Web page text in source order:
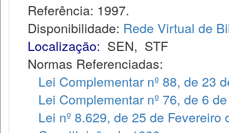
Referência: 1997.
Disponibilidade: Rede Virtual de
Localização: SEN, STF
Normas Referenciadas:
Lei Complementar nº 88, de 23
Lei Complementar nº 76, de 6
Lei nº 8.629, de 25 de Fevereiro